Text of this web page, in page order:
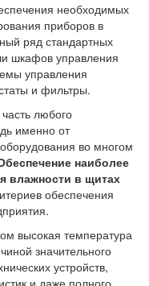
необходимых
приборов в
ряд стандартных
шкафов управления
управления
и фильтры.
любого
именно от
во многом
наиболее
влажности в щитах
обеспечения
высокая температура
значительного
устройств,
и даже полного